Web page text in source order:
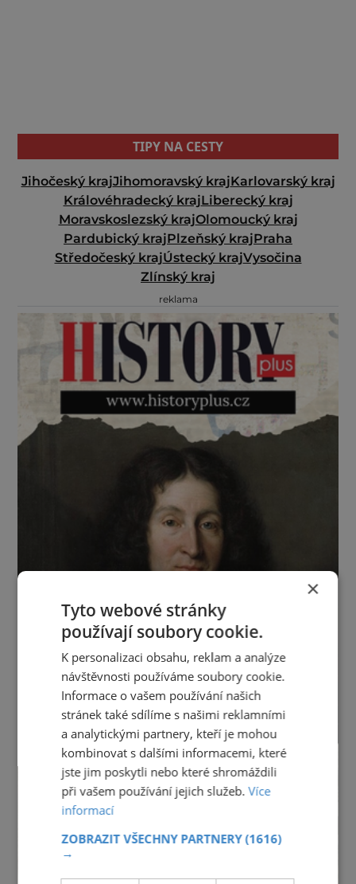
TIPY NA CESTY
Jihočeský krajJihomoravský krajKarlovarský kraj
Královéhradecký krajLiberecký kraj
Moravskoslezský krajOlomoucký kraj
Pardubický krajPlzeňský krajPraha
Středočeský krajÚstecký krajVysočina
Zlínský kraj
reklama
×
Tyto webové stránky
používají soubory cookie.
K personalizaci obsahu, reklam a analýze
návštěvnosti používáme soubory cookie.
Informace o vašem používání našich
stránek také sdílíme s našimi reklamními
a analytickými partnery, kteří je mohou
kombinovat s dalšími informacemi, které
jste jim poskytli nebo které shromáždili
při vašem používání jejich služeb.Více
informací
ZOBRAZIT VŠECHNY PARTNERY(1616)
→